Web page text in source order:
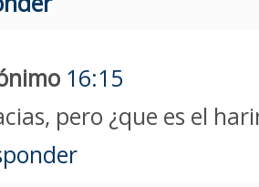
16:15
pero ¿que es el